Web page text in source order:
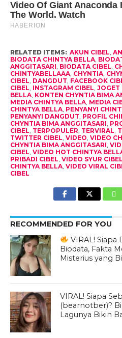
RELATED ITEMS: AKUN CIBEL,
BIODATA CHINTYA BELLA,
ANGGITASARI, BIODATA CIBEL,
CHINTYABELLAAA, CHYNTIA,
CIBEL, DANGDUT, FACEBOOK
CIBEL, INSTAGRAM CIBEL, JOGET
BELLA, KONTEN CHYNTIA BIMA
MEDIA CHINTYA BELLA, MEDIA
CHINTYA BELLA, PENYANYI
PENYANYI DANGDUT, PROFIL
CHYNTIA BIMA ANGGITASARI,
CIBEL, TERPOPULER, TERVIRAL,
TWITTER CIBEL, VIDEO, VIDEO
CHYNTIA BIMA ANGGITASARI,
CIBEL, VIDEO HOT CHINTYA
PRIBADI CIBEL, VIDEO SYUR CIBEL
CHINTYA BELLA, VIDEO VIRAL
CIBEL
RECOMMENDED FOR YOU
VIRAL! Siapa
Biodata, Fakta
Misterius yang
VIRAL! Siapa
(bearnotber)?
Lagunya Bikin